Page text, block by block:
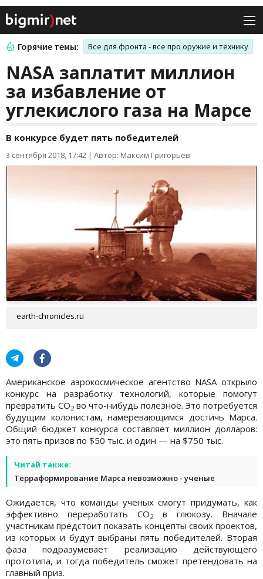
Горячие темы: Все для фронта - все про оружие и технику
NASA заплатит миллион
за избавление от
углекислого газа на Марсе
В конкурсе будет пять победителей
3 сентября 2018, 17:42 | Автор: Максим Григорьев
earth-chronicles.ru
Американское аэрокосмическое агентство NASA открыло
конкурс на разработку технологий, которые помогут
превратить CO2 во что-нибудь полезное. Это потребуется
будущим колонистам, намеревающимся достичь Марса.
Общий бюджет конкурса составляет миллион долларов:
это пять призов по $50 тыс. и один — на $750 тыс.
Читай также:
Терраформирование Марса невозможно - ученые
Ожидается, что команды ученых смогут придумать, как
эффективно переработать CO2
в глюкозу. Вначале
участникам предстоит показать концепты своих проектов,
из которых и будут выбраны пять победителей. Вторая
фаза подразумевает реализацию действующего
прототипа, и тогда победитель сможет претендовать на
главный приз.